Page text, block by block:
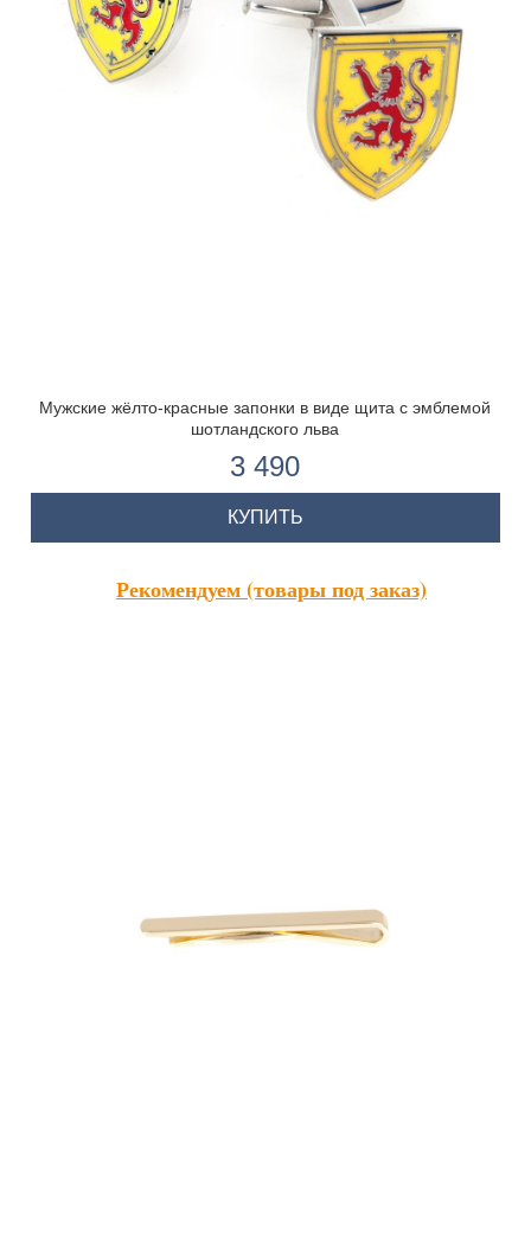
Мужские жёлто-красные запонки в виде щита с эмблемой
шотландского льва
3 490
КУПИТЬ
Рекомендуем (товары под заказ)